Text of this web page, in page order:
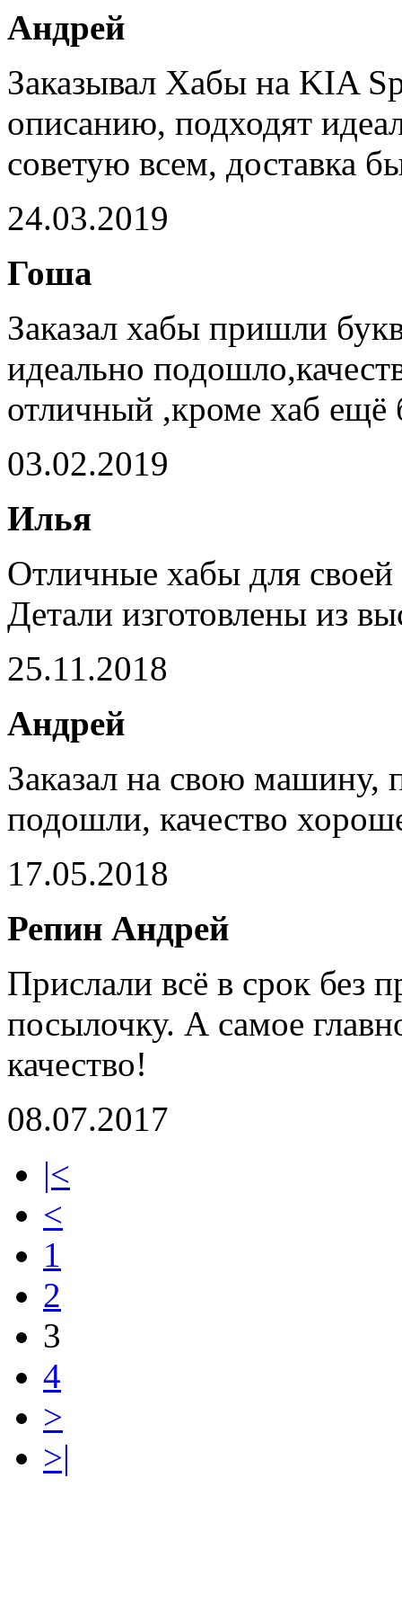
Андрей
Заказывал Хабы на KIA
описанию, подходят
советую всем, доставка
24.03.2019
Гоша
Заказал хабы пришли
идеально
отличный ,кроме хаб ещё
03.02.2019
Илья
Отличные хабы для
Детали изготовлены из
25.11.2018
Андрей
Заказал на свою машину,
подошли, качество
17.05.2018
Репин Андрей
Прислали всё в срок без
посылочку. А самое
качество!
08.07.2017
|<
<
1
2
3
4
>
>|